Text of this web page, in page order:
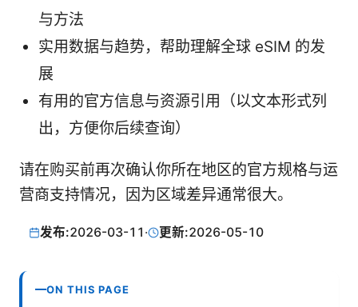
与方法
实用数据与趋势，帮助理解全球 eSIM 的发
展
有用的官方信息与资源引用（以文本形式列
出，方便你后续查询）
请在购买前再次确认你所在地区的官方规格与运
营商支持情况，因为区域差异通常很大。
发布:2026-03-11 · 更新:2026-05-10
ON THIS PAGE